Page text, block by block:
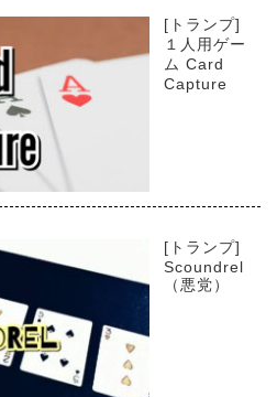
[トランプ]
１人用ゲー
ム Card
Capture
[トランプ]
Scoundrel
（悪党）